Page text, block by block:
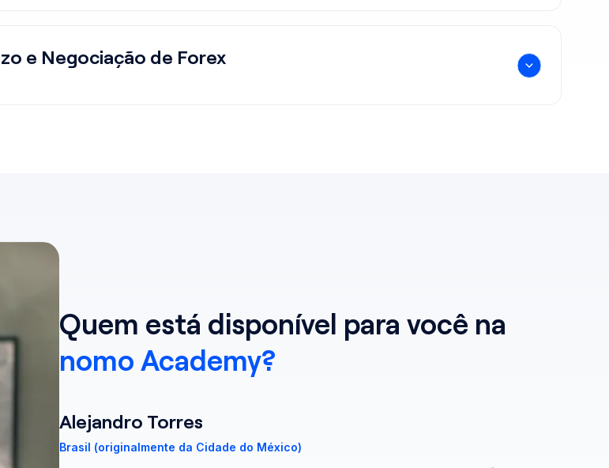
e Negociação de Forex
Quem está disponível para você na
nomo Academy?
Alejandro Torres
Brasil (originalmente da Cidade do México)